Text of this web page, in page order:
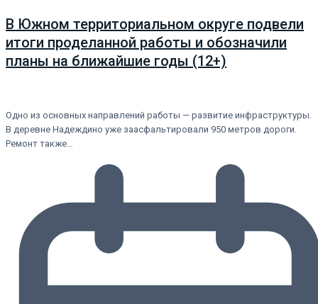
В Южном территориальном округе подвели
итоги проделанной работы и обозначили
планы на ближайшие годы (12+)
Одно из основных направлений работы — развитие инфраструктуры.
В деревне Надеждино уже заасфальтировали 950 метров дороги.
Ремонт также…